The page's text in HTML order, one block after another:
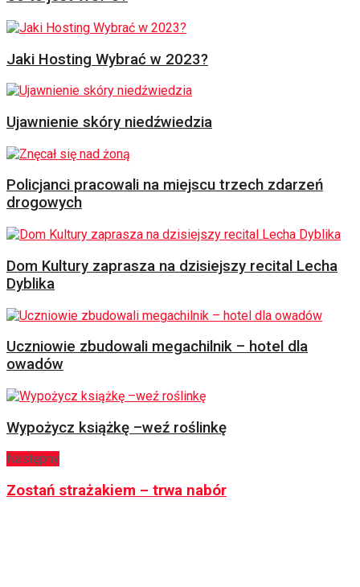
Jaki Hosting Wybrać w 2023?
Ujawnienie skóry niedźwiedzia
Policjanci pracowali na miejscu trzech zdarzeń
drogowych
Dom Kultury zaprasza na dzisiejszy recital Lecha
Dyblika
Uczniowie zbudowali megachilnik – hotel dla
owadów
Wypożycz książkę –weź roślinkę
Następny
Zostań strażakiem – trwa nabór